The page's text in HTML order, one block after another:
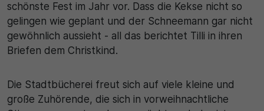
schönste Fest im Jahr vor. Dass die Kekse nicht so
gelingen wie geplant und der Schneemann gar nicht
gewöhnlich aussieht - all das berichtet Tilli in ihren
Briefen dem Christkind.
Die Stadtbücherei freut sich auf viele kleine und
große Zuhörende, die sich in vorweihnachtliche